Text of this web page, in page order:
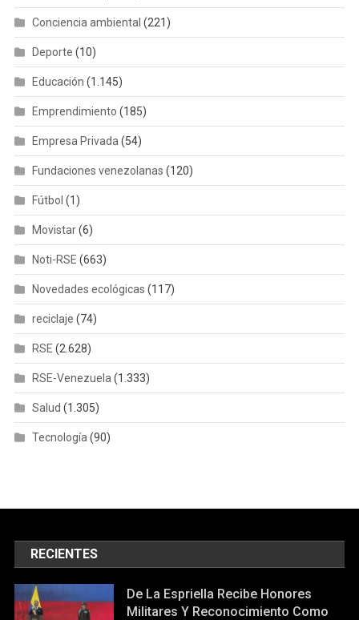
Conciencia ambiental (221)
Deporte (10)
Educación (1.145)
Emprendimiento (185)
Empresa Privada (54)
Fundaciones venezolanas (120)
Fútbol (1)
Movistar(6)
Noti-RSE (663)
Novedades ecológicas (117)
reciclaje (74)
RSE (2.628)
RSE-Venezuela (1.333)
Salud (1.305)
Tecnología (90)
RECIENTES
De La Espriella Recibe Honores
Militares Y Reconocimiento Como